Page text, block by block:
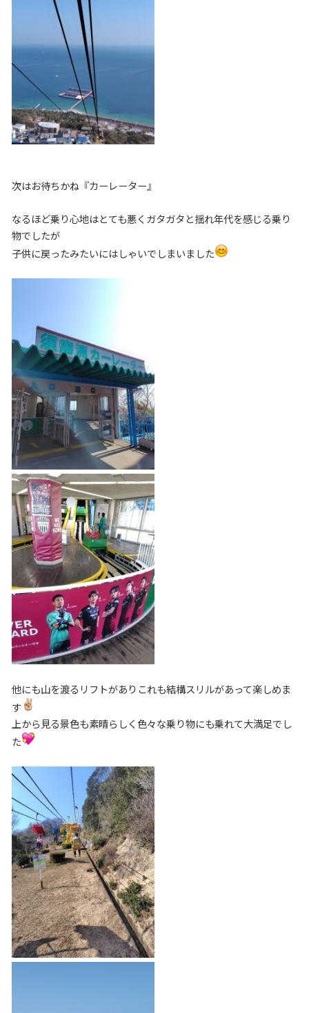
次はお待ちかね『カーレーター』
なるほど乗り心地はとても悪くガタガタと揺れ年代を感じる乗り
物でしたが
子供に戻ったみたいにはしゃいでしまいました
他にも山を渡るリフトがありこれも結構スリルがあって楽しめま
す
上から見る景色も素晴らしく色々な乗り物にも乗れて大満足でし
た